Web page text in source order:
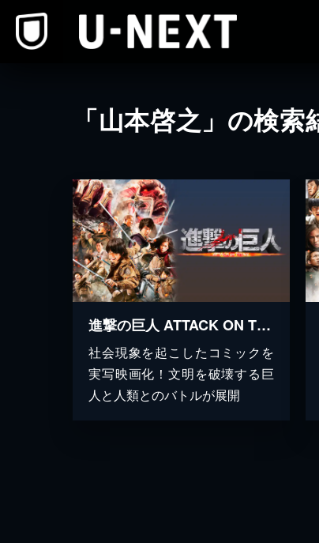
「山本啓之」の検索
進撃の巨人 ATTACK ON TITAN
社会現象を起こしたコミックを
実写映画化！文明を破壊する巨
人と人類とのバトルが展開